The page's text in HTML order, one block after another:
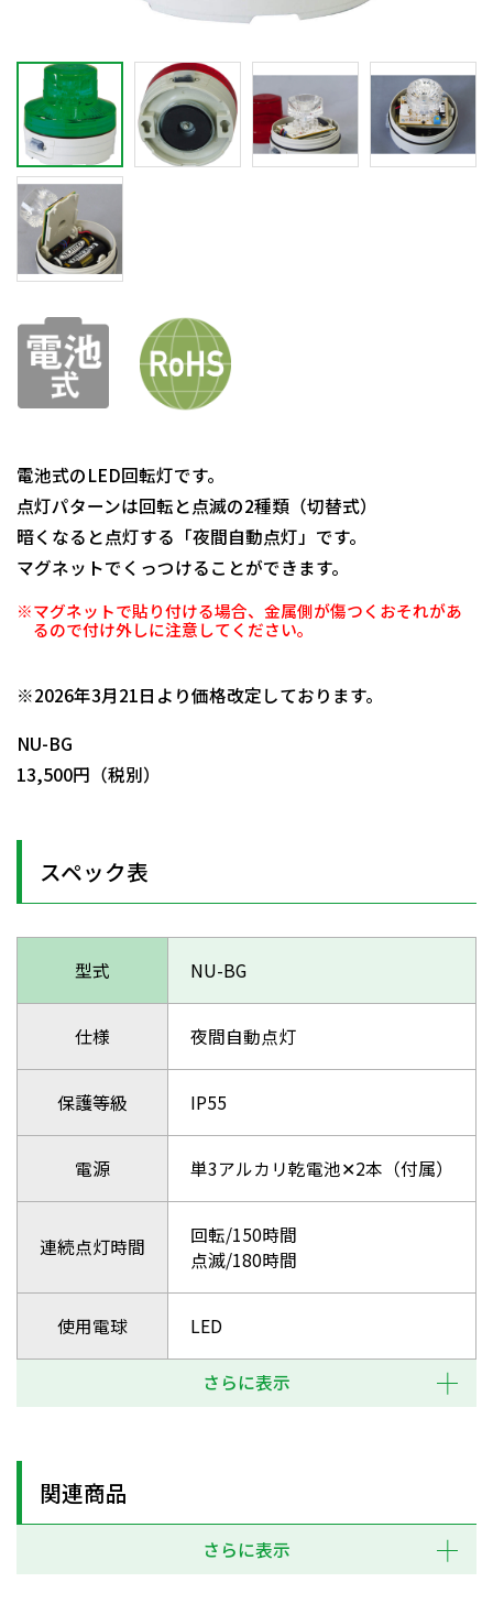
電池式のLED回転灯です。
点灯パターンは回転と点滅の2種類（切替式）
暗くなると点灯する「夜間自動点灯」です。
マグネットでくっつけることができます。
※マグネットで貼り付ける場合、金属側が傷つくおそれがあ
るので付け外しに注意してください。
※2026年3月21日より価格改定しております。
NU-BG
13,500円（税別）
スペック表
型式 NU-BG
仕様 夜間自動点灯
保護等級 IP55
電源 単3アルカリ乾電池✕2本（付属）
連続点灯時間
回転/150時間
点滅/180時間
使用電球 LED
さらに表示
関連商品
さらに表示